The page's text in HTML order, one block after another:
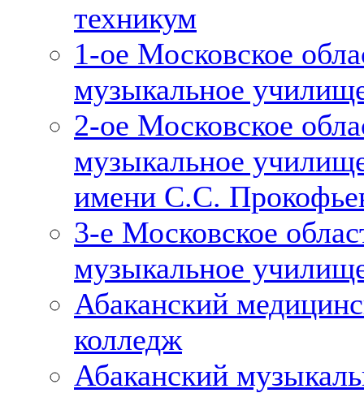
техникум
1-ое Московское
музыкальное
2-ое Московское
музыкальное
имени С.С.
3-е Московское
музыкальное
Абаканский
колледж
Абаканский